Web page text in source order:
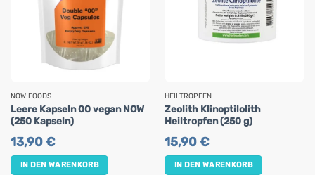
NOW FOODS
Leere Kapseln 00 vegan NOW
(250 Kapseln)
13,90€
IN DEN WARENKORB
HEILTROPFEN
Zeolith Klinoptilolith
Heiltropfen (250 g)
15,90€
IN DEN WARENKORB